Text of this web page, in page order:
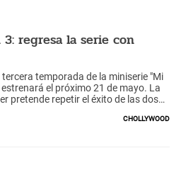
regresa la serie con
temporada de la miniserie "Mi
el próximo 21 de mayo. La
pretende repetir el éxito de las dos
Chollywood